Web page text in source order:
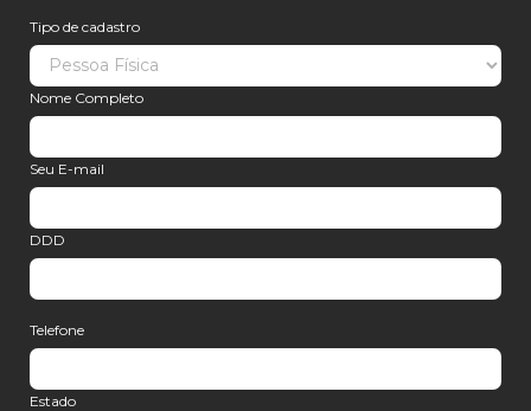
Tipo de cadastro
Nome Completo
Seu E-mail
DDD
Telefone
Estado